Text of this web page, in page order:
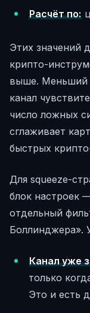
Расчёт по:
Этих значений
крипто-
выше. Меньший
канал
число ложных
сглаживает
быстрых
Для squeeze-
блок настроек
отдельный
Боллинджера».
Канал уже
только
Это и есть